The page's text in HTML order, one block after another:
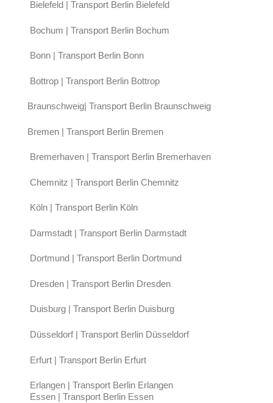
Bielefeld | Transport Berlin Bielefeld
Bochum | Transport Berlin Bochum
Bonn | Transport Berlin Bonn
Bottrop | Transport Berlin Bottrop
Braunschweig| Transport Berlin Braunschweig
Bremen | Transport Berlin Bremen
Bremerhaven | Transport Berlin Bremerhaven
Chemnitz | Transport Berlin Chemnitz
Köln | Transport Berlin Köln
Darmstadt | Transport Berlin Darmstadt
Dortmund | Transport Berlin Dortmund
Dresden | Transport Berlin Dresden
Duisburg | Transport Berlin Duisburg
Düsseldorf | Transport Berlin Düsseldorf
Erfurt | Transport Berlin Erfurt
Erlangen | Transport Berlin Erlangen
Essen | Transport Berlin Essen